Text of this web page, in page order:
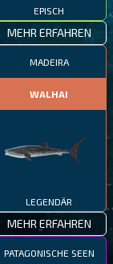
EPISCH
MEHR ERFAHREN
MADEIRA
WALHAI
LEGENDÄR
MEHR ERFAHREN
PATAGONISCHE SEEN